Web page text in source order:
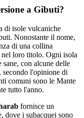
a Gibuti?
di isole vulcaniche
Nonostante il nome,
di una collina
nel loro titolo. Ogni isola
con alcune delle
l'opinione di
comuni sono le Mante
tutto l'anno.
fornisce un
dove i subacquei sono